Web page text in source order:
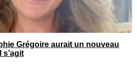
Grégoire aurait un nouveau